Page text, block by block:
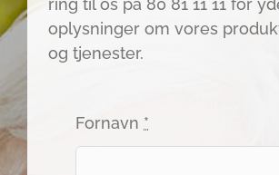
ring til os på 80 81 11 11 for
oplysninger om vores
og tjenester.
Fornavn *